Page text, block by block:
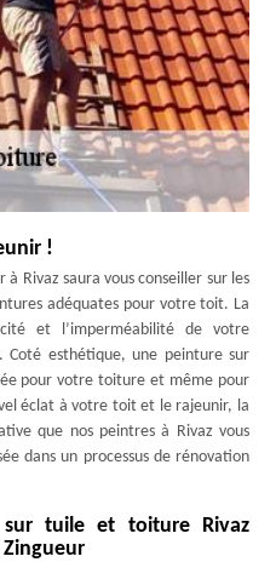
!
Rivaz saura vous conseiller sur les
adéquates pour votre toit. La
et l’imperméabilité de votre
Coté esthétique, une peinture sur
pour votre toiture et même pour
éclat à votre toit et le rajeunir, la
que nos peintres à Rivaz vous
dans un processus de rénovation
tuile et toiture Rivaz